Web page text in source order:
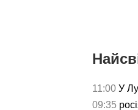
11:00 У
09:35